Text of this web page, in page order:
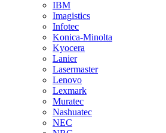
IBM
Imagistics
Infotec
Konica-Minolta
Kyocera
Lanier
Lasermaster
Lenovo
Lexmark
Muratec
Nashuatec
NEC